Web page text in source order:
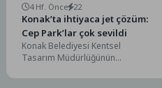
4 Hf. Önce 22
Konak’ta ihtiyaca jet çözüm:
Cep Park’lar çok sevildi
Konak Belediyesi Kentsel
Tasarım Müdürlüğünün
kez Kocatepe Mahallesi’nde